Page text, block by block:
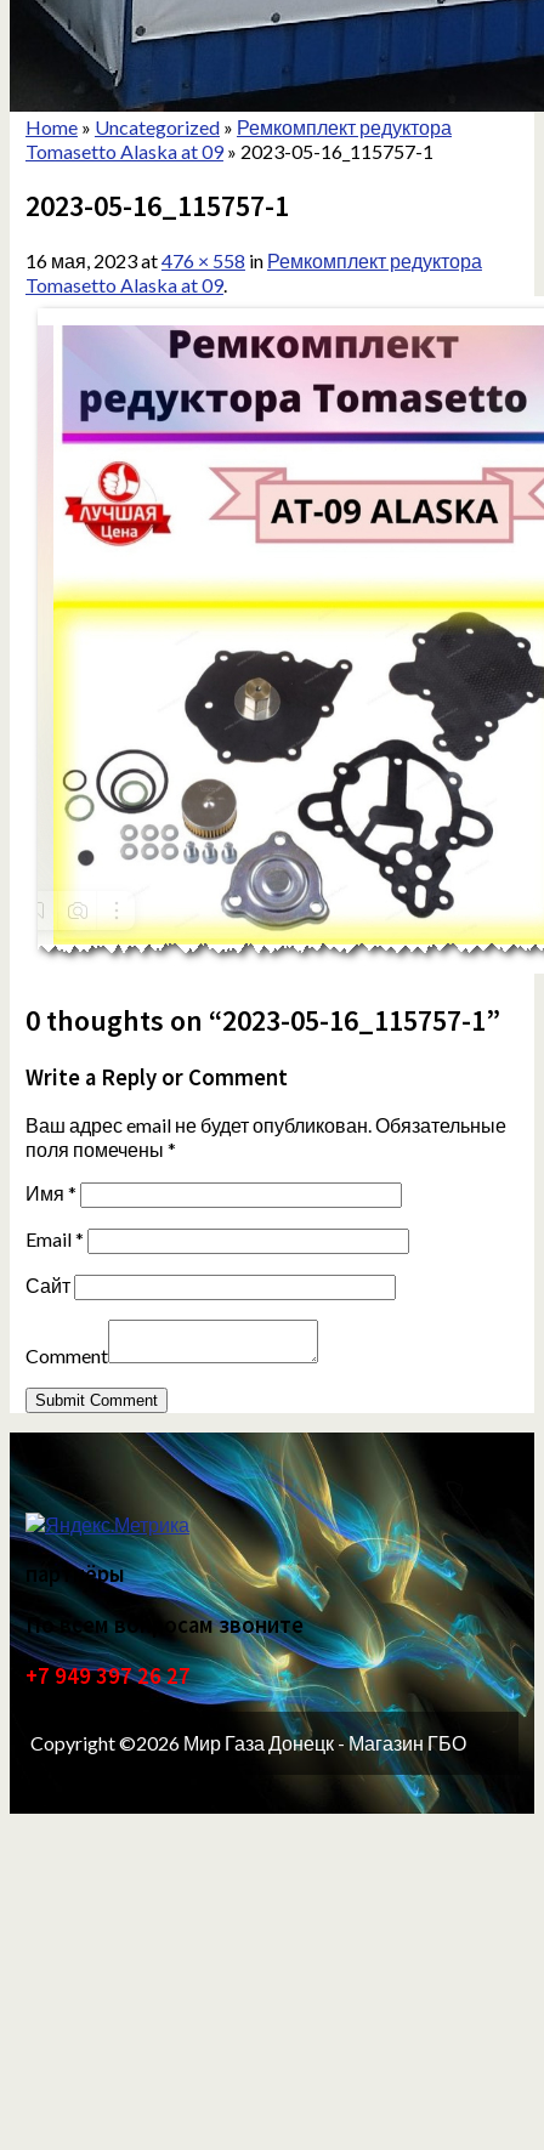
Home» Uncategorized» Ремкомплект редуктора
Tomasetto Alaska at 09» 2023-05-16_115757-1
2023-05-16_115757-1
16 мая, 2023at476 × 558 in Ремкомплект редуктора
Tomasetto Alaska at 09.
0 thoughts on “2023-05-16_115757-1”
Write a Reply or Comment
Ваш адрес email не будет опубликован.Обязательные
поля помечены *
Имя *
Email*
Сайт
Comment
партнёры
По всем вопросам звоните
+7 949 397 26 27
Copyright ©2026 Мир Газа Донецк - Магазин ГБО